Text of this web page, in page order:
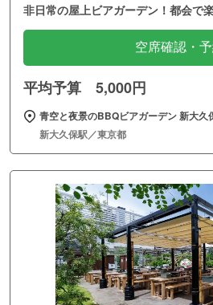
非日常の屋上ビアガーデン！都会で
空席確認・
平均予算 5,000円
青空と夜景のBBQビアガーデン 新大
新大久保駅／東京都